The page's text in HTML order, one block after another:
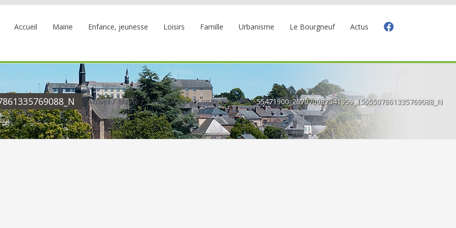
Accueil Mairie Enfance, jeunesse Loisirs Famille Urbanisme Le Bourgneuf Actus
Accueil Mairie Tarifs Accueil Loisirs 3-11 ans 55471900_267070987541959_1565507861335769088_N